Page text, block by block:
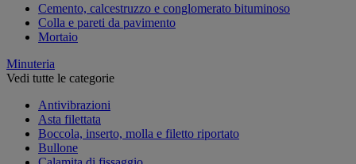
Cemento, calcestruzzo e conglomerato bituminoso
Colla e pareti da pavimento
Mortaio
Minuteria
Vedi tutte le categorie
Antivibrazioni
Asta filettata
Boccola, inserto, molla e filetto riportato
Bullone